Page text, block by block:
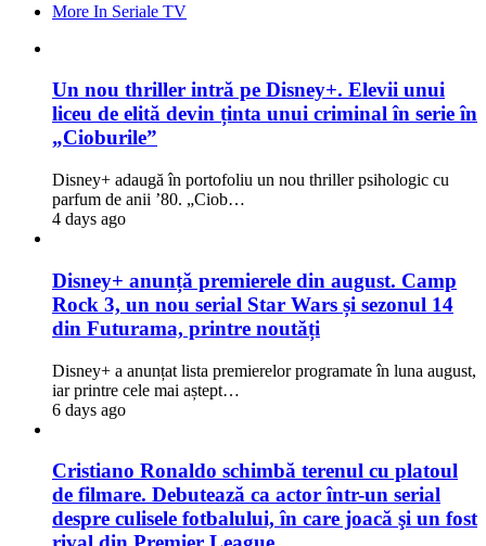
More In Seriale TV
Un nou thriller intră pe Disney+. Elevii unui
liceu de elită devin ținta unui criminal în serie în
„Cioburile”
Disney+ adaugă în portofoliu un nou thriller psihologic cu
parfum de anii ’80. „Ciob…
4 days ago
Disney+ anunță premierele din august. Camp
Rock 3, un nou serial Star Wars și sezonul 14
din Futurama, printre noutăți
Disney+ a anunțat lista premierelor programate în luna august,
iar printre cele mai aștept…
6 days ago
Cristiano Ronaldo schimbă terenul cu platoul
de filmare. Debutează ca actor într-un serial
despre culisele fotbalului, în care joacă şi un fost